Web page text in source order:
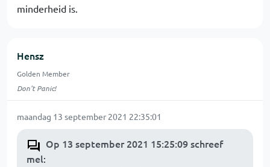
minderheid is.
Hensz
Golden Member
Don't Panic!
maandag 13 september 2021 22:35:01
Op 13 september 2021 15:25:09 schreef
mel: